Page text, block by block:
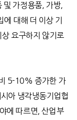
및 가정용품, 가방,
에 대해 더 이상 기
요구하지 않기로
5-10% 증가한 가
아 냉각냉동기업협
에 따르면,산업부